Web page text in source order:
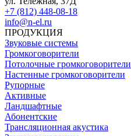
+7 (812) 448-08-18
info@n-el.ru
ПРОДУКЦИЯ
Звуковые системы
Громкоговорители
Потолочные громкоговорители
Настенные громкоговорители
Рупорные
Активные
Ландшафтные
Абонентские
Трансляционная акустика